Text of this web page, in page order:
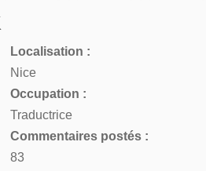
Localisation :
Nice
Occupation :
Traductrice
Commentaires postés :
83